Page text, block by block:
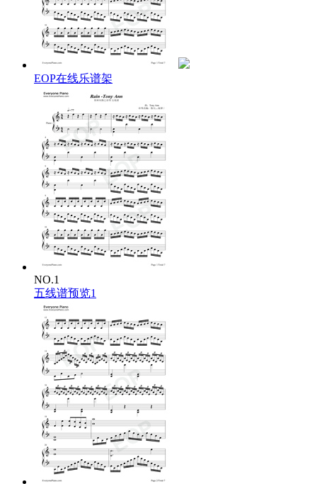
没有一点乐理知识的可以到我们
奏。
建议看简谱来学习弹奏，简谱分上下两行，上一行是右
手在小键盘区弹奏，下一行是左手在
详细识谱教程可以观看
【EOP大讲堂教程】
第4期。
3、使用科学的EOP指法来弹奏
原神本身键位拥挤，双手无法施展，好听的曲子不容易
弹奏。
建议学习【EOP魔鬼训练营黄金版】
或者学习【EOP魔鬼训练营2.0版】
4、原神中如何获得风物之诗琴
传送到【蒙德城】，找到地图上钻石标记的
纪念商店】；
与【荣光之风】 【玛乔丽】
在对话框中，选择
选中【风物之诗琴】
有些任务没做是看不到琴的，摩拉不够的多做任务、多
开宝箱；
可加QQ群839537135，交流EOP原琴弹奏、音源等问
题。
EOP在线乐谱架
NO.1
五线谱预览1